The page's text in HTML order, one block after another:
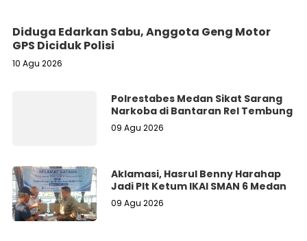
Diduga Edarkan Sabu, Anggota Geng Motor
GPS Diciduk Polisi
10 Agu 2026
Polrestabes Medan Sikat Sarang
Narkoba di Bantaran Rel Tembung
09 Agu 2026
Aklamasi, Hasrul Benny Harahap
Jadi Plt Ketum IKAl SMAN 6 Medan
09 Agu 2026